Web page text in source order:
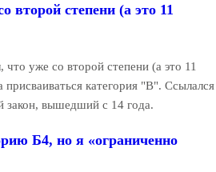
второй степени (а это 11
что уже со второй степени (а это 11
категория "В". Ссылался
закон, вышедший с 14 года.
Б4, но я «ограниченно